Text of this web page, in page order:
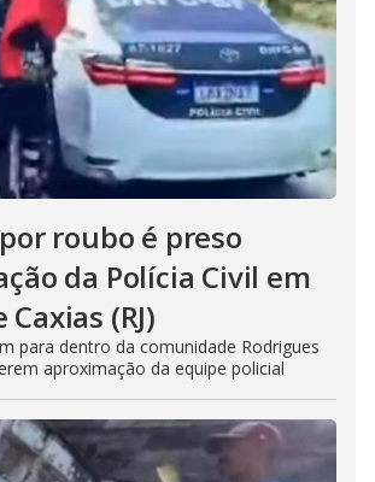
roubo é preso
da Polícia Civil em
(RJ)
para dentro da comunidade Rodrigues
aproximação da equipe policial